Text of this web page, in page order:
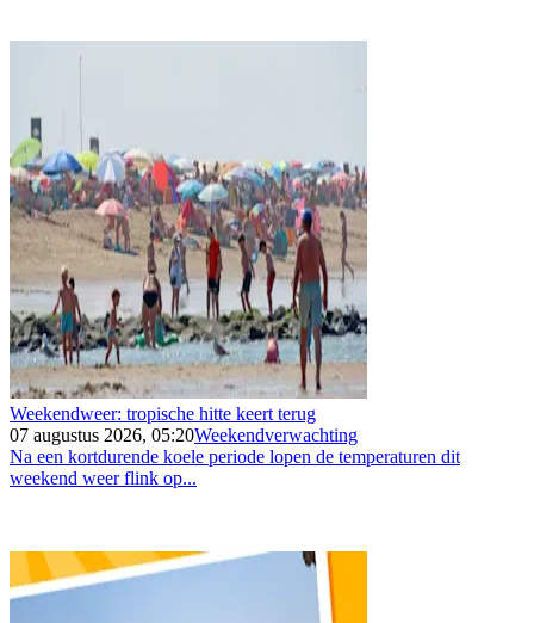
Weekendweer: tropische hitte keert terug
07 augustus 2026, 05:20Weekendverwachting
Na een kortdurende koele periode lopen de temperaturen dit
weekend weer flink op...